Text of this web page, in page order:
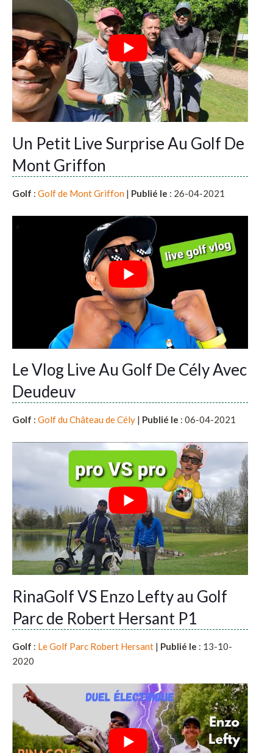
Un Petit Live Surprise Au Golf De
Mont Griffon
Golf : Golf de Mont Griffon | Publié le : 26-04-2021
Le Vlog Live Au Golf De Cély Avec
Deudeuv
Golf : Golf du Château de Cély | Publié le : 06-04-2021
RinaGolf VS Enzo Lefty au Golf
Parc de Robert Hersant P1
Golf : Le Golf Parc Robert Hersant | Publié le : 13-10-
2020